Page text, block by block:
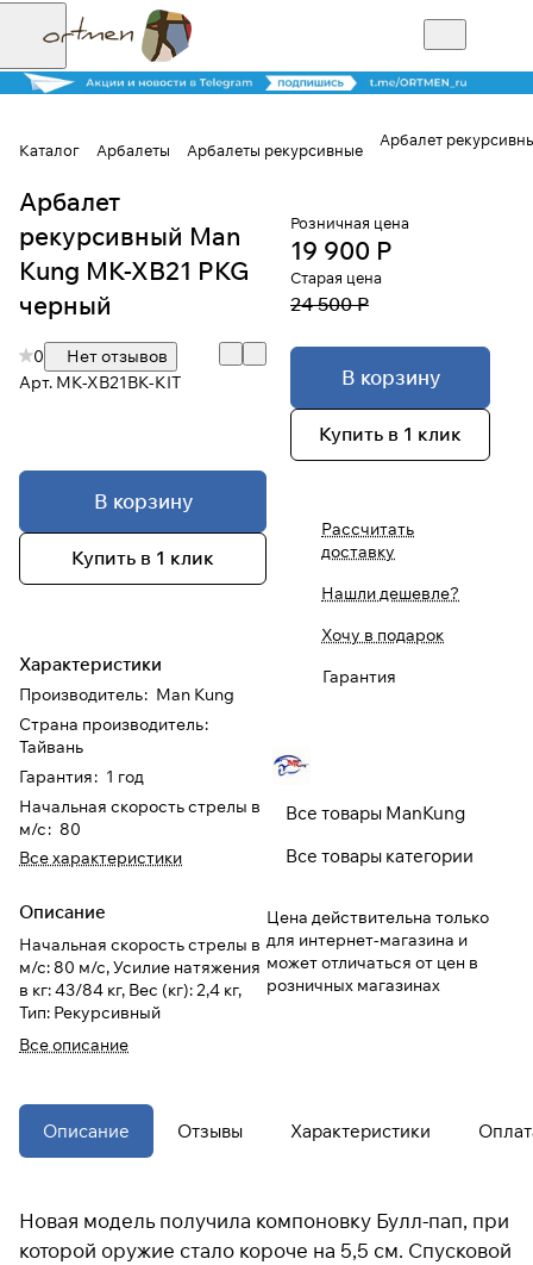
Каталог Арбалеты Арбалеты рекурсивные
Арбалет
Арбалет
рекурсивный Man
Kung MK-XB21 PKG
черный
0
Нет отзывов
Арт. MK-XB21BK-KIT
В корзину
Купить в 1 клик
Характеристики
Производитель: Man Kung
Страна производитель:
Тайвань
Гарантия: 1 год
Начальная скорость стрелы в
м/с: 80
Все характеристики
Описание
Начальная скорость стрелы в
м/с: 80 м/с, Усилие натяжения
в кг: 43/84 кг, Вес (кг): 2,4 кг,
Тип: Рекурсивный
Все описание
Розничная цена
19 900 Р
Старая цена
24 500 Р
В корзину
Купить в 1 клик
Рассчитать
доставку
Нашли дешевле?
Хочу в подарок
Гарантия
Все товары ManKung
Все товары категории
Цена действительна только
для интернет-магазина и
может отличаться от цен в
розничных магазинах
Описание Отзывы Характеристики
Новая модель получила компоновку Булл-пап, при
которой оружие стало короче на 5,5 см. Спусковой
Для клиентов всех банков
Разбейте
оплату на части
Сегодня
Добавляйте товары
в корзину
При оформлении заказа
Оплачивайте сегодня только25
картой любого банка
Получайте товар
выбранный способом
каждые 2 недели
* При оплате черезПЛАЙТ
скидки по купонам не
Подробнее